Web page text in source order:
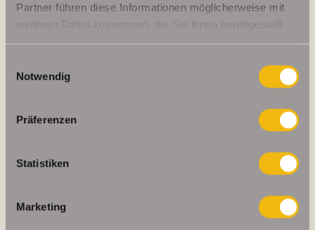
Partner führen diese Informationen möglicherweise mit
weiteren Daten zusammen, die Sie ihnen bereitgestellt
haben oder die sie im Rahmen Ihrer Nutzung der Dienste
Notwendig
Präferenzen
Statistiken
Marketing
Energieausweis gültig bis
Energieausweis Werteklasse
Wohngebäude